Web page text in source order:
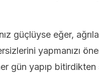
güçlüyse eğer,
yapmanızı
gün yapıp